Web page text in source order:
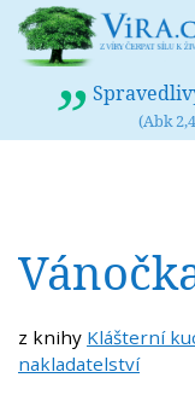
(Abk
z knihy Klášterní
nakladatelství